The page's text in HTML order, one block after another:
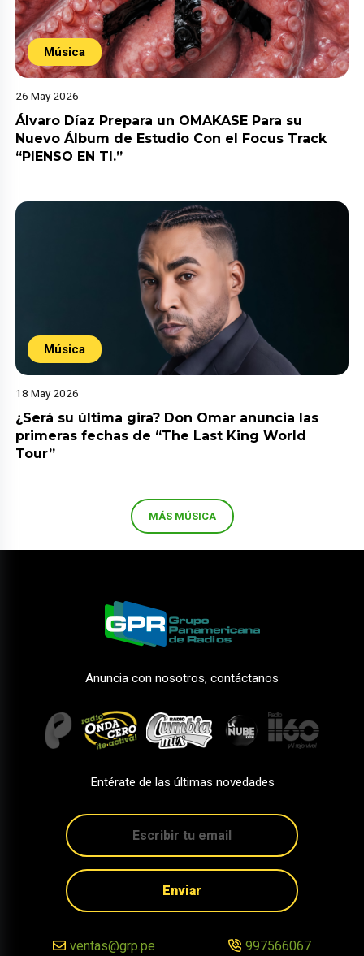
Música
26 May 2026
Álvaro Díaz Prepara un OMAKASE Para su
Nuevo Álbum de Estudio Con el Focus Track
“PIENSO EN TI.”
Música
18 May 2026
¿Será su última gira? Don Omar anuncia las
primeras fechas de “The Last King World
Tour”
MÁS MÚSICA
Anuncia con nosotros, contáctanos
Entérate de las últimas novedades
Enviar
ventas@grp.pe 997566067